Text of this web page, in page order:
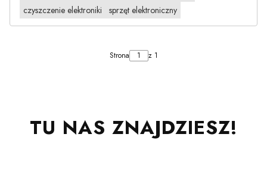
czyszczenie elektroniki
sprzęt elektroniczny
Strona z 1
TU NAS ZNAJDZIESZ!